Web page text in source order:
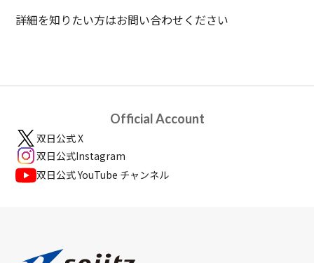
詳細を知りたい方はお問い合わせください
Official Account
双日公式 X
双日公式Instagram
双日公式 YouTube チャンネル